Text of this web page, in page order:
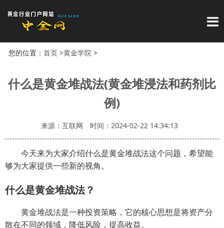
导
您的位置： 首页>黄金学院 >
什么是黄金堆战法(黄金堆浸法和药剂比
例)
来源：互联网 时间：2024-02-22 14:34:13
今天来为大家介绍什么是黄金堆战法这个问题，希望能
够为大家提供一些新的视角。
什么是黄金堆战法？
黄金堆战法是一种投资策略，它的核心思想是将资产分
散在不同的领域，降低风险，提高收益。